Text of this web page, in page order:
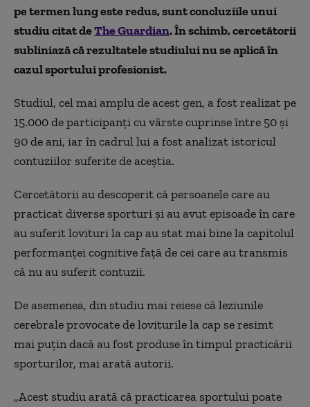
pe termen lung este redus, sunt concluziile unui
studiu citat deThe Guardian. În schimb, cercetătorii
subliniază că rezultatele studiului nu se aplică în
cazul sportului profesionist.
Studiul, cel mai amplu de acest gen, a fost realizat pe
15.000 de participanți cu vârste cuprinse între 50 și
90 de ani, iar în cadrul lui a fost analizat istoricul
contuziilor suferite de aceștia.
Cercetătorii au descoperit că persoanele care au
practicat diverse sporturi și au avut episoade în care
au suferit lovituri la cap au stat mai bine la capitolul
performanței cognitive față de cei care au transmis
că nu au suferit contuzii.
De asemenea, din studiu mai reiese că leziunile
cerebrale provocate de loviturile la cap se resimt
mai puțin dacă au fost produse în timpul practicării
sporturilor, mai arată autorii.
„Acest studiu arată că practicarea sportului poate